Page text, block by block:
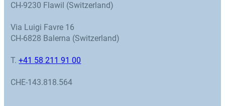
CH-9230 Flawil (Switzerland)
Via Luigi Favre 16
CH-6828 Balerna (Switzerland)
T.+41 58 211 91 00
CHE-143.818.564